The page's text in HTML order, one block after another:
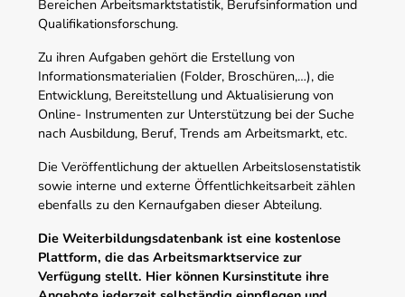
Bereichen Arbeitsmarktstatistik, Berufsinformation und
Qualifikationsforschung.
Zu ihren Aufgaben gehört die Erstellung von
Informationsmaterialien (Folder, Broschüren,…), die
Entwicklung, Bereitstellung und Aktualisierung von
Online- Instrumenten zur Unterstützung bei der Suche
nach Ausbildung, Beruf, Trends am Arbeitsmarkt, etc.
Die Veröffentlichung der aktuellen Arbeitslosenstatistik
sowie interne und externe Öffentlichkeitsarbeit zählen
ebenfalls zu den Kernaufgaben dieser Abteilung.
Die Weiterbildungsdatenbank ist eine kostenlose
Plattform, die das Arbeitsmarktservice zur
Verfügung stellt. Hier können Kursinstitute ihre